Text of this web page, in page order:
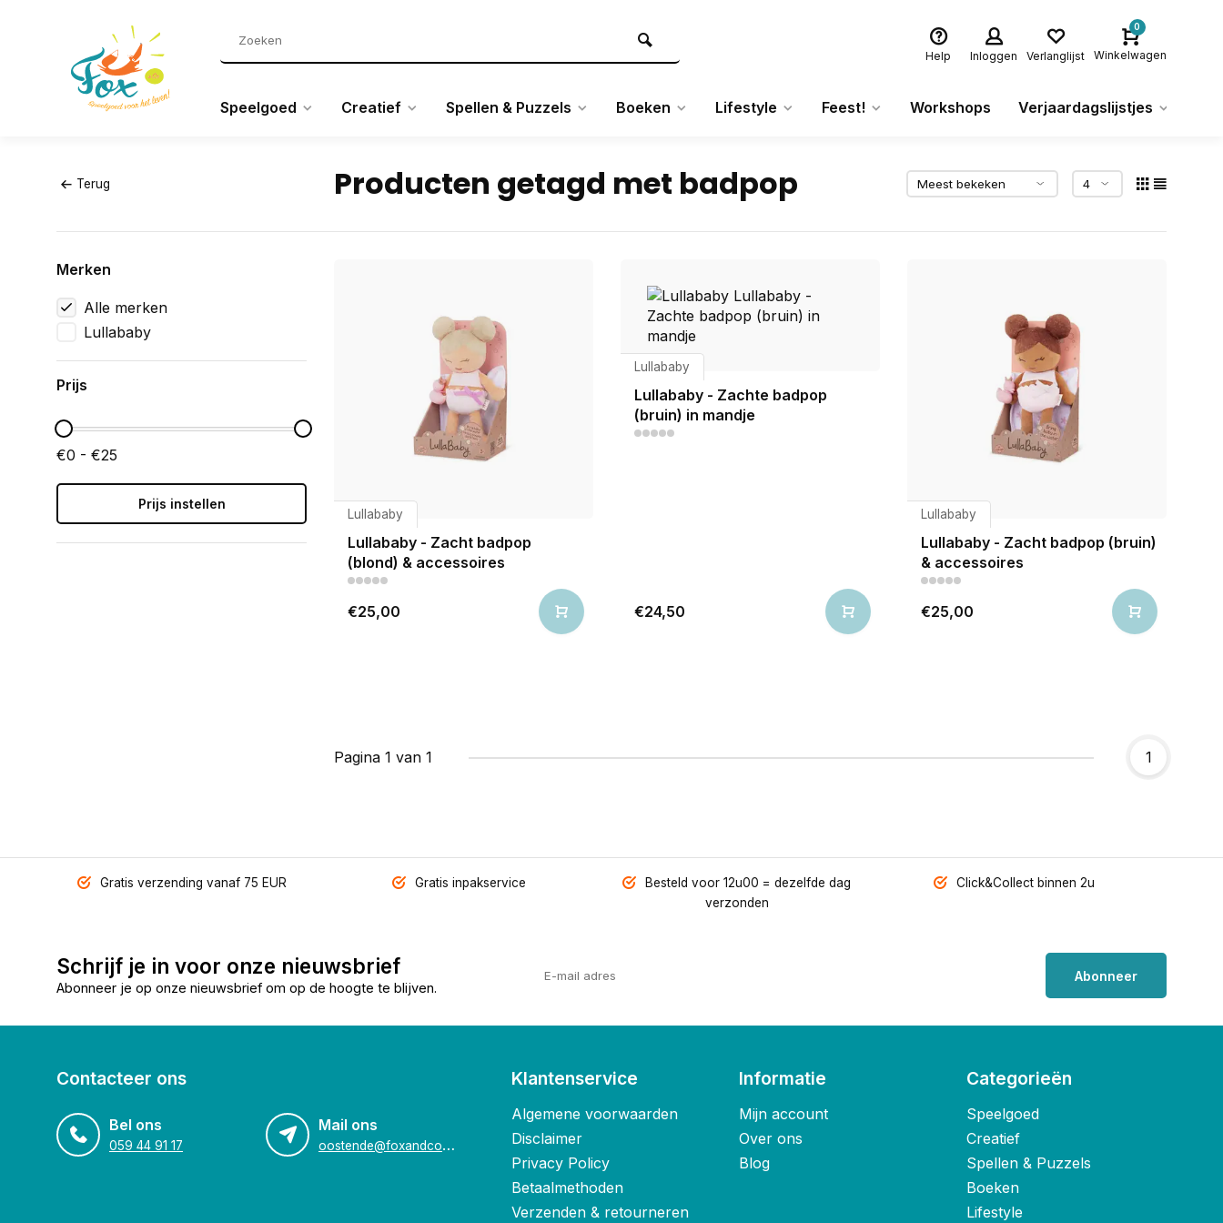
Help Inloggen Verlanglijst
0
Winkelwagen
Speelgoed Creatief Spellen & Puzzels Boeken Lifestyle Feest! Workshops Verjaardagslijstjes
Terug Producten getagd met badpop
Merken
Alle merken
Lullababy
Prijs
€0 - €25
Prijs instellen
Lullababy
Lullababy - Zacht badpop
(blond) & accessoires
€25,00
Lullababy
Lullababy - Zachte badpop
(bruin) in mandje
€24,50
Lullababy
Lullababy - Zacht badpop (bruin)
& accessoires
€25,00
Pagina 1 van 1 1
Gratis verzending vanaf 75 EUR Gratis inpakservice
Besteld voor 12u00 = dezelfde dag
verzonden
Click&Collect binnen 2u
Schrijf je in voor onze nieuwsbrief
Abonneer je op onze nieuwsbrief om op de hoogte te blijven.
Abonneer
Contacteer ons
Bel ons
059 44 91 17
Mail ons
o
ostende@foxandco.be
Klantenservice
Algemene voorwaarden
Disclaimer
Privacy Policy
Betaalmethoden
Verzenden & retourneren
Informatie
Mijn account
Over ons
Blog
Categorieën
Speelgoed
Creatief
Spellen & Puzzels
Boeken
Lifestyle